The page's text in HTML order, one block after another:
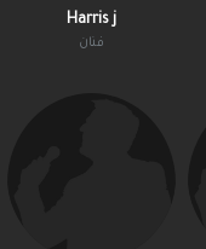
Harris j
فنان